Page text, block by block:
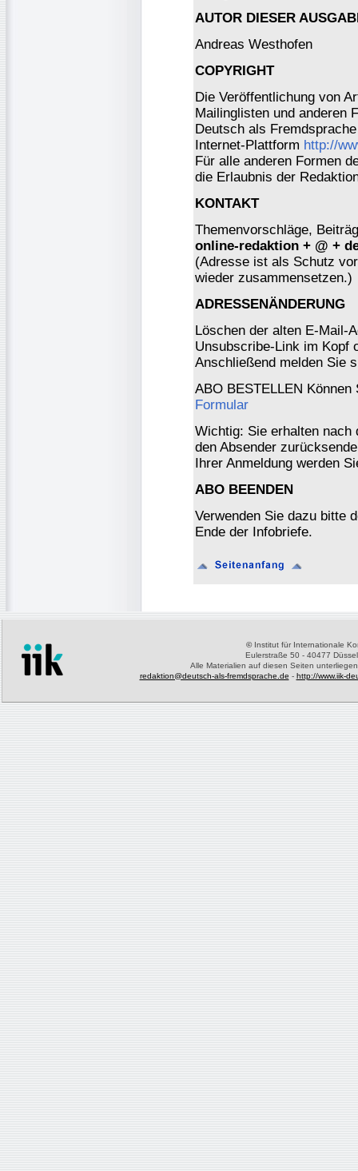
AUTOR DIESER
Andreas Westhofen
COPYRIGHT
Die Veröffentlichung von
Mailinglisten und anderen
Deutsch als
Internet-Plattform http://
Für alle anderen Formen
die Erlaubnis der
KONTAKT
Themenvorschläge,
online-redaktion + @ +
(Adresse ist als Schutz
wieder zusammensetzen.)
ADRESSENÄNDERUNG
Löschen der alten E-Mail-
Unsubscribe-Link im Kopf
Anschließend melden Sie
ABO BESTELLEN
Formular
Wichtig: Sie erhalten nach
den Absender
Ihrer Anmeldung werden
ABO BEENDEN
Verwenden Sie dazu bitte
Ende der Infobriefe.
©Institut für Internationale
Eulerstraße 50 - 40477
Alle Materialien auf diesen Seiten
redaktion@deutsch-als-fremdsprache.de - http://www.iik-